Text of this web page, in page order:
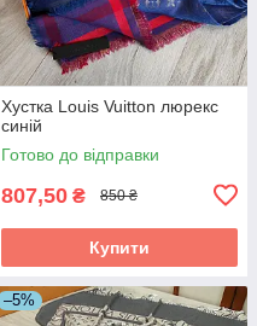
Хустка Louis Vuitton люрекс
синій
Готово до відправки
807,50 ₴ 850 ₴
Купити
–5%